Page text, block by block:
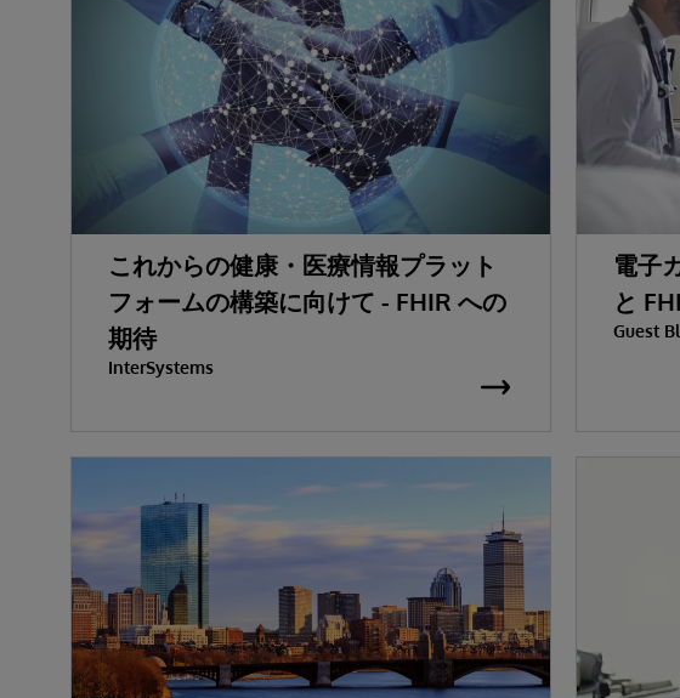
これからの健康・医療情報プラット
フォームの構築に向けて - FHIR への
期待
InterSystems
電子
と
Guest